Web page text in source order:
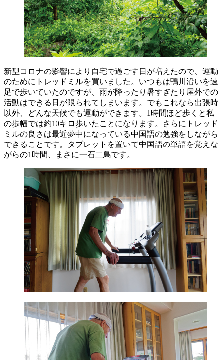
新型コロナの影響により自宅で過ごす日が増えたので、運動
のためにトレッドミルを買いました。いつもは鴨川沿いを速
足で歩いていたのですが、雨が降ったり暑すぎたり屋外での
活動はできる日が限られてしまいます。でもこれなら出張時
以外、どんな天候でも運動ができます。1時間ほど歩くと私
の歩幅では約10キロ歩いたことになります。さらにトレッド
ミルの良さは最近夢中になっている中国語の勉強をしながら
できることです。タブレットを置いて中国語の単語を覚えな
がらの1時間、まさに一石二鳥です。